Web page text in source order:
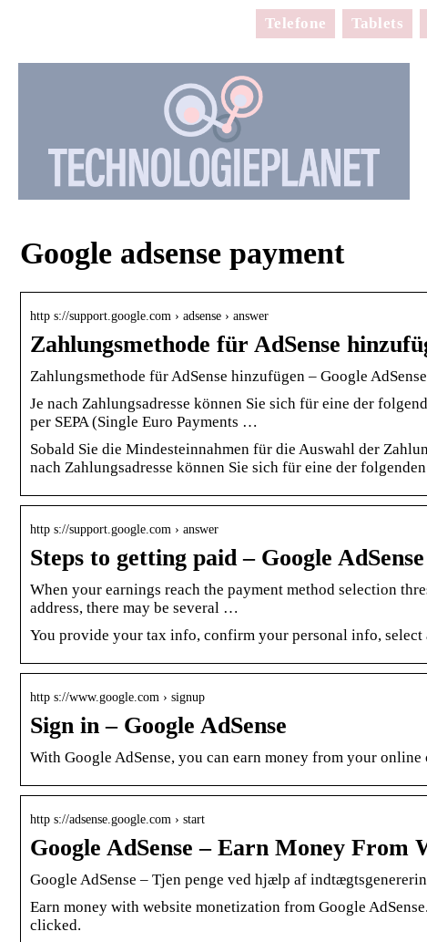
Telefone Tablets
Google adsense payment
http s://support.google.com › adsense › answer
Zahlungsmethode für AdSense
Zahlungsmethode für AdSense hinzufügen – Google
Je nach Zahlungsadresse können Sie sich für eine der
per SEPA (Single Euro Payments …
Sobald Sie die Mindesteinnahmen für die Auswahl der
nach Zahlungsadresse können Sie sich für eine der
http s://support.google.com › answer
Steps to getting paid – Google
When your earnings reach the payment method selection
address, there may be several …
You provide your tax info, confirm your personal info, select
http s://www.google.com › signup
Sign in – Google AdSense
With Google AdSense, you can earn money from your online
http s://adsense.google.com › start
Google AdSense – Earn Money From
Google AdSense – Tjen penge ved hjælp af
Earn money with website monetization from Google
clicked.